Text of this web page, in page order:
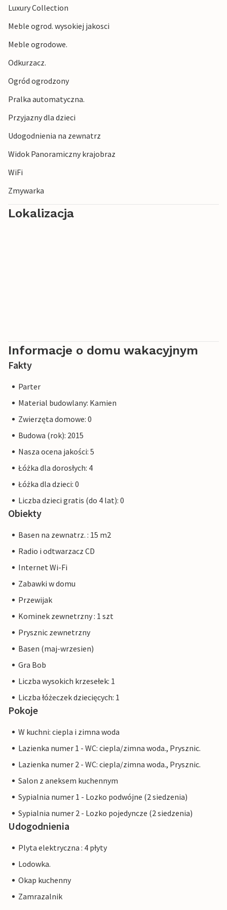
Luxury Collection
Meble ogrod. wysokiej jakosci
Meble ogrodowe.
Odkurzacz.
Ogród ogrodzony
Pralka automatyczna.
Przyjazny dla dzieci
Udogodnienia na zewnatrz
Widok Panoramiczny krajobraz
WiFi
Zmywarka
Lokalizacja
Informacje o domu wakacyjnym
Fakty
Parter
Material budowlany: Kamien
Zwierzęta domowe: 0
Budowa (rok): 2015
Nasza ocena jakości: 5
Łóżka dla dorosłych: 4
Łóżka dla dzieci: 0
Liczba dzieci gratis (do 4 lat): 0
Obiekty
Basen na zewnatrz. : 15 m2
Radio i odtwarzacz CD
Internet Wi-Fi
Zabawki w domu
Przewijak
Kominek zewnetrzny : 1 szt
Prysznic zewnetrzny
Basen (maj-wrzesien)
Gra Bob
Liczba wysokich krzesełek: 1
Liczba łóżeczek dziecięcych: 1
Pokoje
W kuchni: ciepla i zimna woda
Lazienka numer 1 - WC: ciepla/zimna woda., Prysznic.
Lazienka numer 2 - WC: ciepla/zimna woda., Prysznic.
Salon z aneksem kuchennym
Sypialnia numer 1 - Lozko podwójne (2 siedzenia)
Sypialnia numer 2 - Lozko pojedyncze (2 siedzenia)
Udogodnienia
Plyta elektryczna : 4 płyty
Lodowka.
Okap kuchenny
Zamrazalnik